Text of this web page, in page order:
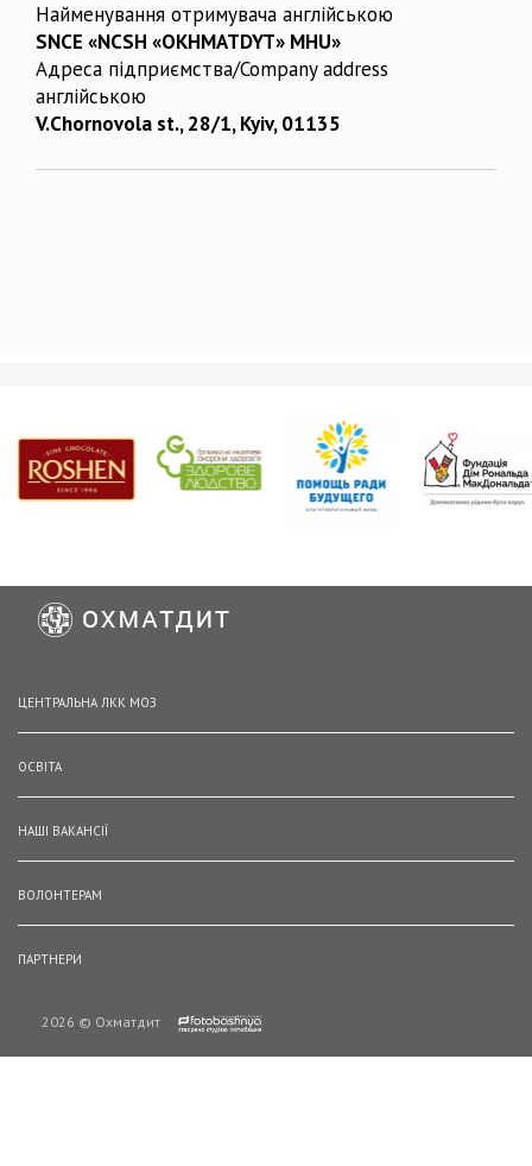
Найменування отримувача англійською
SNCE «NCSH «OKHMATDYT» MHU»
Адреса підприємства/Company address
англійською
V.Chornovola st., 28/1, Kyiv, 01135
ЦЕНТРАЛЬНА ЛКК МОЗ
ОСВІТА
НАШІ ВАКАНСІЇ
ВОЛОНТЕРАМ
ПАРТНЕРИ
2026 © Охматдит